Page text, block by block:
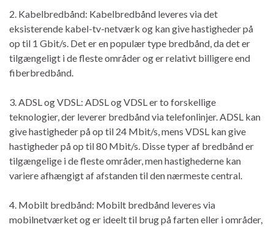
2. Kabelbredbånd: Kabelbredbånd leveres via det
eksisterende kabel-tv-netværk og kan give hastigheder på
op til 1 Gbit/s. Det er en populær type bredbånd, da det er
tilgængeligt i de fleste områder og er relativt billigere end
fiberbredbånd.
3. ADSL og VDSL: ADSL og VDSL er to forskellige
teknologier, der leverer bredbånd via telefonlinjer. ADSL kan
give hastigheder på op til 24 Mbit/s, mens VDSL kan give
hastigheder på op til 80 Mbit/s. Disse typer af bredbånd er
tilgængelige i de fleste områder, men hastighederne kan
variere afhængigt af afstanden til den nærmeste central.
4. Mobilt bredbånd: Mobilt bredbånd leveres via
mobilnetværket og er ideelt til brug på farten eller i områder,